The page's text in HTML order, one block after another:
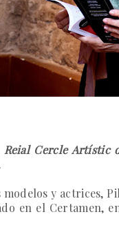
Reial Cercle Artístic
modelos y actrices,
en el Certamen,